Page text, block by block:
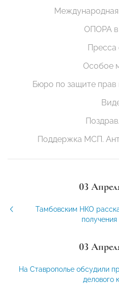
Международная
ОПОРА в
Пресса
Особое
Бюро по защите
Поддержка МСП.
03
Тамбовским НКО
получения
03
На Ставрополье обсудили
делового